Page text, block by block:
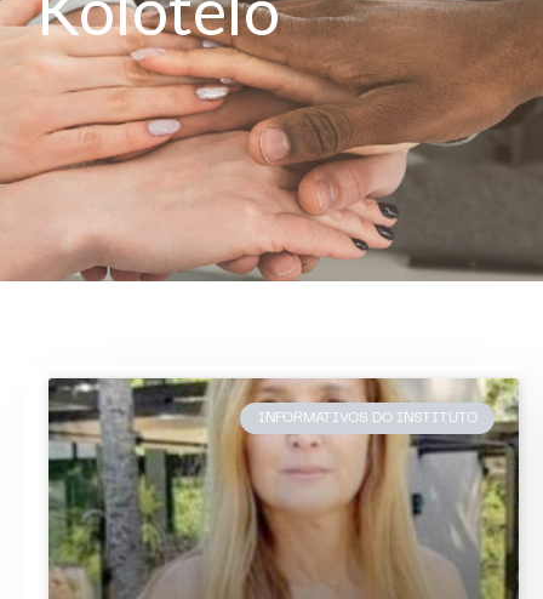
INFORMATIVOS DO INSTITUTO